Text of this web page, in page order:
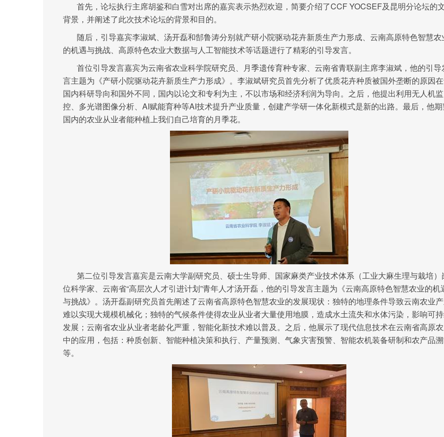
首先，论坛执行主席胡鉴和白雪对出席的嘉宾表示热烈欢迎，简要介绍了CCF YOCSEF及昆明分论坛的
背景，并阐述了此次技术论坛的背景和目的。
随后，引导嘉宾李淑斌、汤开磊和郜鲁涛分别就产研小院驱动花卉新质生产力形成、云南高原特色智慧农
的机遇与挑战、高原特色农业大数据与人工智能技术等话题进行了精彩的引导发言。
首位引导发言嘉宾为云南省农业科学院研究员、月季遗传育种专家、云南省青联副主席李淑斌，他的引导
言主题为《产研小院驱动花卉新质生产力形成》。李淑斌研究员首先分析了优质花卉种质被国外垄断的原因
国内科研导向和国外不同，国内以论文和专利为主，不以市场和经济利润为导向。之后，他提出利用无人机监
控、多光谱图像分析、AI赋能育种等AI技术提升产业质量，创建产学研一体化新模式是新的出路。最后，他
国内的农业从业者能种植上我们自己培育的月季花。
第二位引导发言嘉宾是云南大学副研究员、硕士生导师、国家麻类产业技术体系（工业大麻生理与栽培）
位科学家、云南省“高层次人才引进计划”青年人才汤开磊，他的引导发言主题为《云南高原特色智慧农业的机
与挑战》。汤开磊副研究员首先阐述了云南省高原特色智慧农业的发展现状：独特的地理条件导致云南农业
难以实现大规模机械化；独特的气候条件使得农业从业者大量使用地膜，造成水土流失和水体污染，影响可
发展；云南省农业从业者老龄化严重，智能化新技术难以普及。之后，他展示了现代信息技术在云南省高原
中的应用，包括：种质创新、智能种植决策和执行、产量预测、气象灾害预警、智能农机装备研制和农产品
等。